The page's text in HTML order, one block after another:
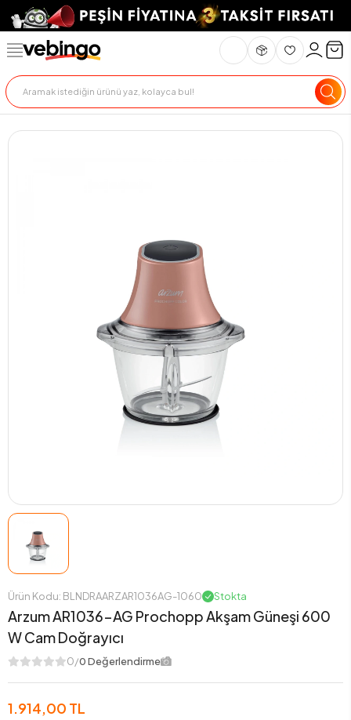
Ürün Kodu: BLNDRAARZAR1036AG-1060 Stokta
Arzum AR1036-AG Prochopp Akşam Güneşi 600
W Cam Doğrayıcı
0/0 Değerlendirme
1.914,00 TL
Genel Bakış Ürün Açıklaması Teknik Özellikler Teslimat Ve İade